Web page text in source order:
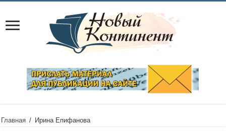
Главная / Ирина Епифанова